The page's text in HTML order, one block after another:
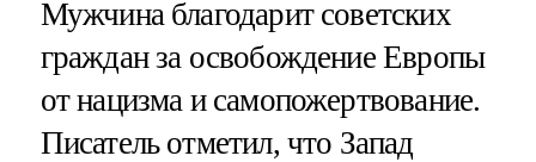
Мужчина благодарит советских
граждан за освобождение Европы
от нацизма и самопожертвование.
Писатель отметил, что Запад